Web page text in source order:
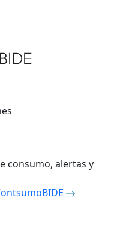
consumo, alertas y